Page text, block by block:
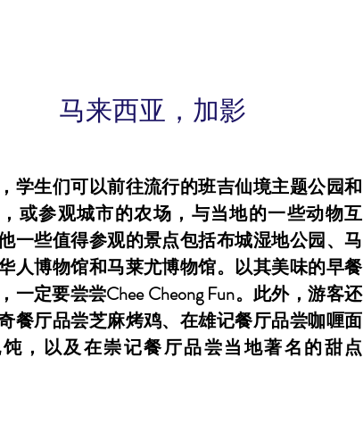
马来西亚，加影
学生们可以前往流行的班吉仙境主题公园和
或参观城市的农场，与当地的一些动物互
一些值得参观的景点包括布城湿地公园、马
人博物馆和马莱尤博物馆。以其美味的早餐
一定要尝尝Chee Cheong Fun。此外，游客还
餐厅品尝芝麻烤鸡、在雄记餐厅品尝咖喱面
，以及在崇记餐厅品尝当地著名的甜点